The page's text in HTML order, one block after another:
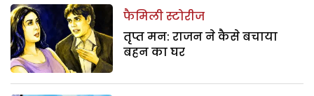
फैमिली स्टोरीज
तृप्त मन: राजन ने कैसे बचाया
बहन का घर